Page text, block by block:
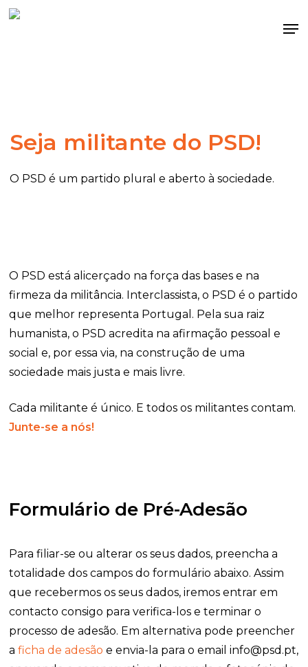
Skip
Seja militante do PSD!
O PSD é um partido plural e aberto à sociedade.
O PSD está alicerçado na força das bases e na
firmeza da militância. Interclassista, o PSD é o partido
que melhor representa Portugal. Pela sua raiz
humanista, o PSD acredita na afirmação pessoal e
social e, por essa via, na construção de uma
sociedade mais justa e mais livre.
Cada militante é único. E todos os militantes contam.
Junte-se a nós!
Formulário de Pré-Adesão
Para filiar-se ou alterar os seus dados, preencha a
totalidade dos campos do formulário abaixo. Assim
que recebermos os seus dados, iremos entrar em
contacto consigo para verifica-los e terminar o
processo de adesão. Em alternativa pode preencher
aficha de adesão e envia-la para o email info@psd.pt,